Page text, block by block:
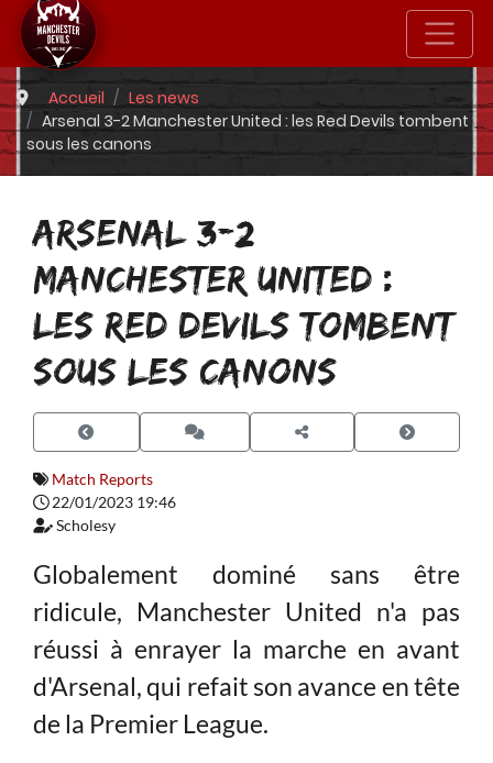
Accueil
Les news
Arsenal 3-2 Manchester United : les Red Devils tombent
sous les canons
ARSENAL 3-2
MANCHESTER UNITED :
LES RED DEVILS TOMBENT
SOUS LES CANONS
Match Reports
22/01/2023 19:46
Scholesy
Globalement dominé sans être
ridicule, Manchester United n'a pas
réussi à enrayer la marche en avant
d'Arsenal, qui refait son avance en tête
de la Premier League.